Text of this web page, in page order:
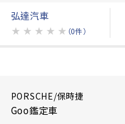
弘達汽車
★ ★ ★ ★ ★ （0件）
PORSCHE/保時捷
Goo鑑定車